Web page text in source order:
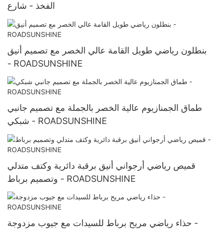
الفخذ - شارع
بنطلون رياضي طويل القامة عالي الخصر مع تصميم أنيق
- ROADSUNSHINE
طماق الجمنازيوم عالية الخصر بالجملة مع تصميم جانبي
شبكي - ROADSUNSHINE
قميص رياضي أرجواني أنيق برقبة دائرية وكتف متدلي
وتصميم برباط - ROADSUNSHINE
حذاء رياضي مريح برباط للسيدات مع جيوب مزدوجة -